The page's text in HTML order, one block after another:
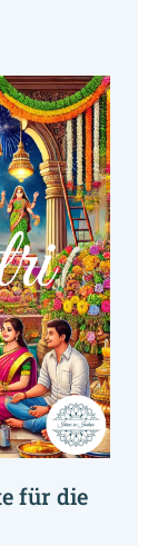
für die